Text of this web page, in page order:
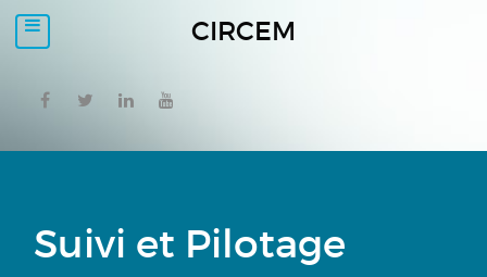
CIRCEM
Suivi et Pilotage